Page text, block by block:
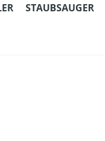
STAUBSAUGER